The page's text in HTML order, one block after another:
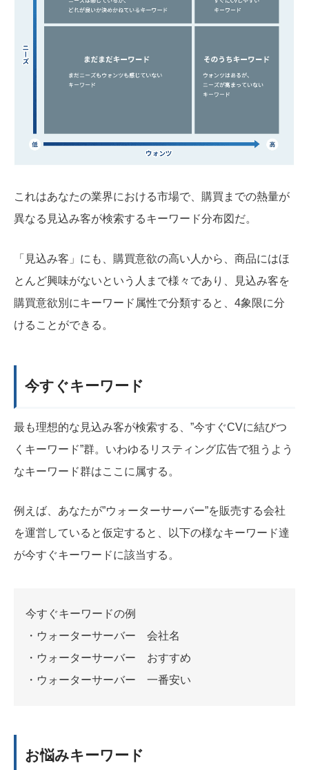
これはあなたの業界における市場で、購買までの熱量が
異なる見込み客が検索するキーワード分布図だ。
「見込み客」にも、購買意欲の高い人から、商品にはほ
とんど興味がないという人まで様々であり、見込み客を
購買意欲別にキーワード属性で分類すると、4象限に分
けることができる。
今すぐキーワード
最も理想的な見込み客が検索する、”今すぐCVに結びつ
くキーワード”群。いわゆるリスティング広告で狙うよう
なキーワード群はここに属する。
例えば、あなたが”ウォーターサーバー”を販売する会社
を運営していると仮定すると、以下の様なキーワード達
が今すぐキーワードに該当する。
今すぐキーワードの例
・ウォーターサーバー 会社名
・ウォーターサーバー おすすめ
・ウォーターサーバー 一番安い
お悩みキーワード